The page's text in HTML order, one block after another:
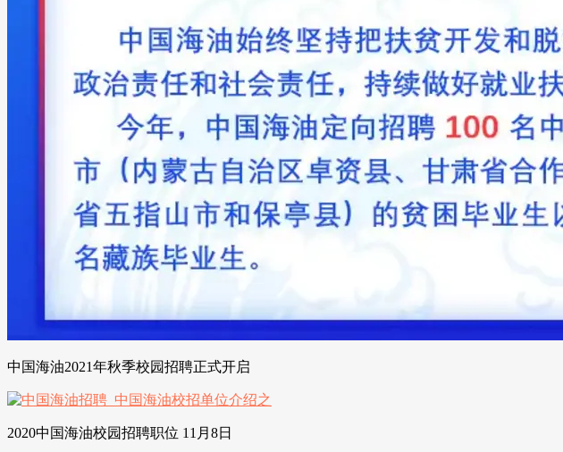
中国海油2021年秋季校园招聘正式开启
2020中国海油校园招聘职位 11月8日